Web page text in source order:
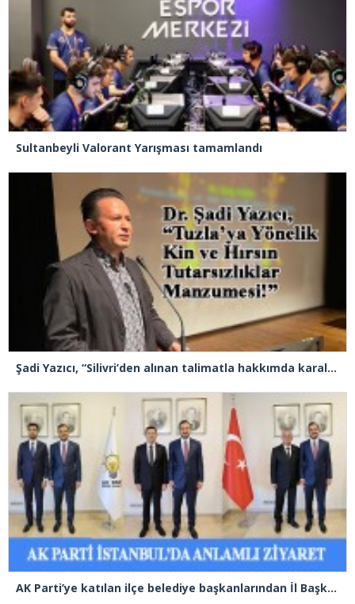
Sultanbeyli Valorant Yarışması tamamlandı
Şadi Yazıcı, “Silivri’den alınan talimatla hakkımda karalama kampanyası yürütülüyor”
AK Parti’ye katılan ilçe belediye başkanlarından İl Başkanı Özdemir’e ziyaret